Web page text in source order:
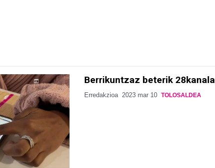
Berrikuntzaz beterik
Erredakzioa 2023 mar 10 TOLOSALDEA